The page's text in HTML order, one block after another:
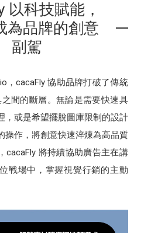
以科技賦能，
為品牌的創意
副駕
，cacaFly 協助品牌打破了傳統
間的斷層。無論是需要快速具
，或是希望擺脫圖庫限制的設計
操作，將創意快速淬煉為高品質
cacaFly 將持續協助廣告主在講
戰場中，掌握視覺行銷的主動